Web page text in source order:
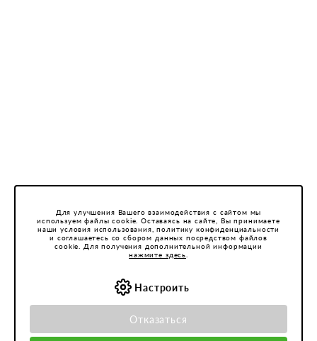
Для улучшения Вашего взаимодействия с сайтом мы
используем файлы cookie. Оставаясь на сайте, Вы принимаете
наши условия использования, политику конфиденциальности
и соглашаетесь со сбором данных посредством файлов
cookie. Для получения дополнительной информации
нажмите здесь
Настроить
Отказаться